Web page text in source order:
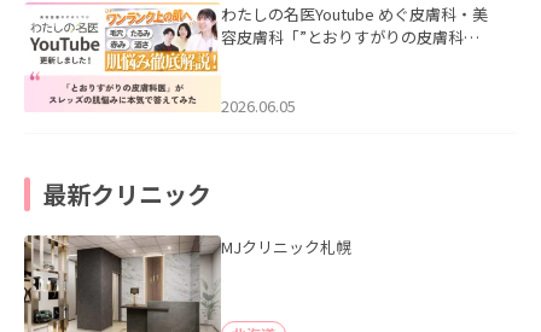
わたしの名医Youtube めぐ皮膚科・美
容皮膚科「”とおりすがりの皮膚科
2026.06.05
最新クリニック
MJクリニック札幌